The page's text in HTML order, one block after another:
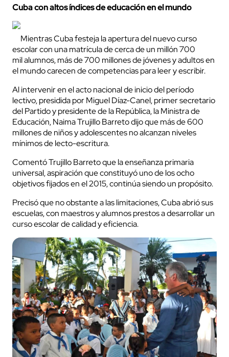
Cuba con altos índices de educación en el mundo
Mientras Cuba festeja la apertura del nuevo curso
escolar con una matrícula de cerca de un millón 700
milalumnos, más de 700 millones de jóvenes y adultos en
el mundo carecen de competencias para leer y escribir.
Al intervenir en el acto nacional de inicio del período
lectivo, presidida por Miguel Díaz-Canel, primer secretario
del Partido y presidente de la República, la Ministra de
Educación, Naima Trujillo Barreto dijo que más de 600
millones de niños y adolescentes no alcanzan niveles
mínimos de lecto-escritura.
Comentó Trujillo Barreto que la enseñanza primaria
universal, aspiración que constituyó uno de los ocho
objetivos fijados en el 2015, continúa siendo un propósito.
Precisó que no obstante a las limitaciones, Cuba abrió sus
escuelas, con maestros y alumnos prestos a desarrollar un
curso escolar de calidad y eficiencia.